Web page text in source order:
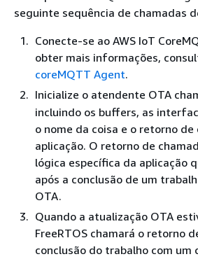
seguinte sequência de chamadas
Conecte-se ao AWS IoT
obter mais informações,
coreMQTT Agent.
Inicialize o atendente OTA
incluindo os buffers, as
o nome da coisa e o retorno de
aplicação. O retorno de
lógica específica da aplicação
após a conclusão de um
OTA.
Quando a atualização OTA
FreeRTOS chamará o retorno
conclusão do trabalho com um